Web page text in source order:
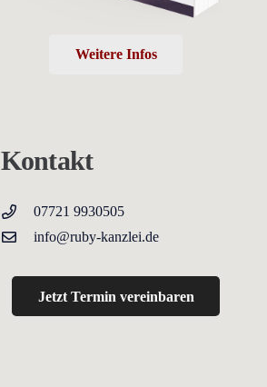
Weitere Infos
Kontakt
07721 9930505
info@ruby-kanzlei.de
Jetzt Termin vereinbaren